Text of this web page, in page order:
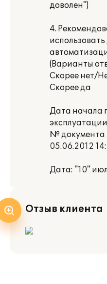
доволен")
4.
(Варианты
Скорее нет/
Скорее да
Дата начала
№ документа
05.06.2012
Дата: "10"
Отзыв клиента